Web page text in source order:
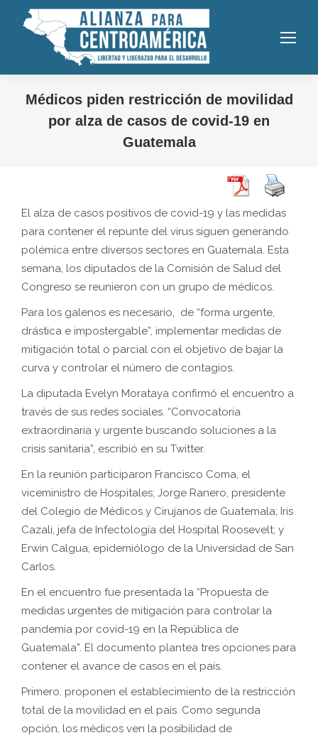
Médicos piden restricción de movilidad
por alza de casos de covid-19 en
Guatemala
El alza de casos positivos de covid-19 y las medidas
para contener el repunte del virus siguen generando
polémica entre diversos sectores en Guatemala. Esta
semana, los diputados de la Comisión de Salud del
Congreso se reunieron con un grupo de médicos.
Para los galenos es necesario, de “forma urgente,
drástica e impostergable”, implementar medidas de
mitigación total o parcial con el objetivo de bajar la
curva y controlar el número de contagios.
La diputada Evelyn Morataya confirmó el encuentro a
través de sus redes sociales. “Convocatoria
extraordinaria y urgente buscando soluciones a la
crisis sanitaria”, escribió en su Twitter.
En la reunión participaron Francisco Coma, el
viceministro de Hospitales; Jorge Ranero, presidente
del Colegio de Médicos y Cirujanos de Guatemala; Iris
Cazali, jefa de Infectología del Hospital Roosevelt; y
Erwin Calgua, epidemiólogo de la Universidad de San
Carlos.
En el encuentro fue presentada la “Propuesta de
medidas urgentes de mitigación para controlar la
pandemia por covid-19 en la República de
Guatemala”. El documento plantea tres opciones para
contener el avance de casos en el país.
Primero, proponen el establecimiento de la restricción
total de la movilidad en el país. Como segunda
opción, los médicos ven la posibilidad de